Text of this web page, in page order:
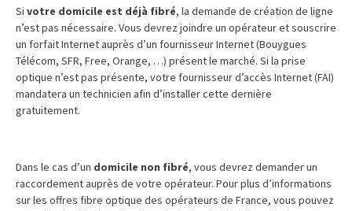
Si votre domicile est déjà fibré, la demande de création de ligne
n’est pas nécessaire. Vous devrez joindre un opérateur et souscrire
un forfait Internet auprès d’un fournisseur Internet (Bouygues
Télécom, SFR, Free, Orange, …) présent le marché. Si la prise
optique n’est pas présente, votre fournisseur d’accès Internet (FAI)
mandatera un technicien afin d’installer cette dernière
gratuitement.
Dans le cas d’un domicile non fibré, vous devrez demander un
raccordement auprès de votre opérateur. Pour plus d’informations
sur les offres fibre optique des opérateurs de France, vous pouvez